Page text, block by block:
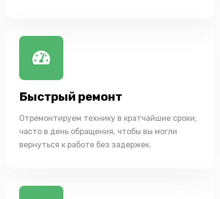
Быстрый ремонт
Отремонтируем технику в кратчайшие сроки,
часто в день обращения, чтобы вы могли
вернуться к работе без задержек.